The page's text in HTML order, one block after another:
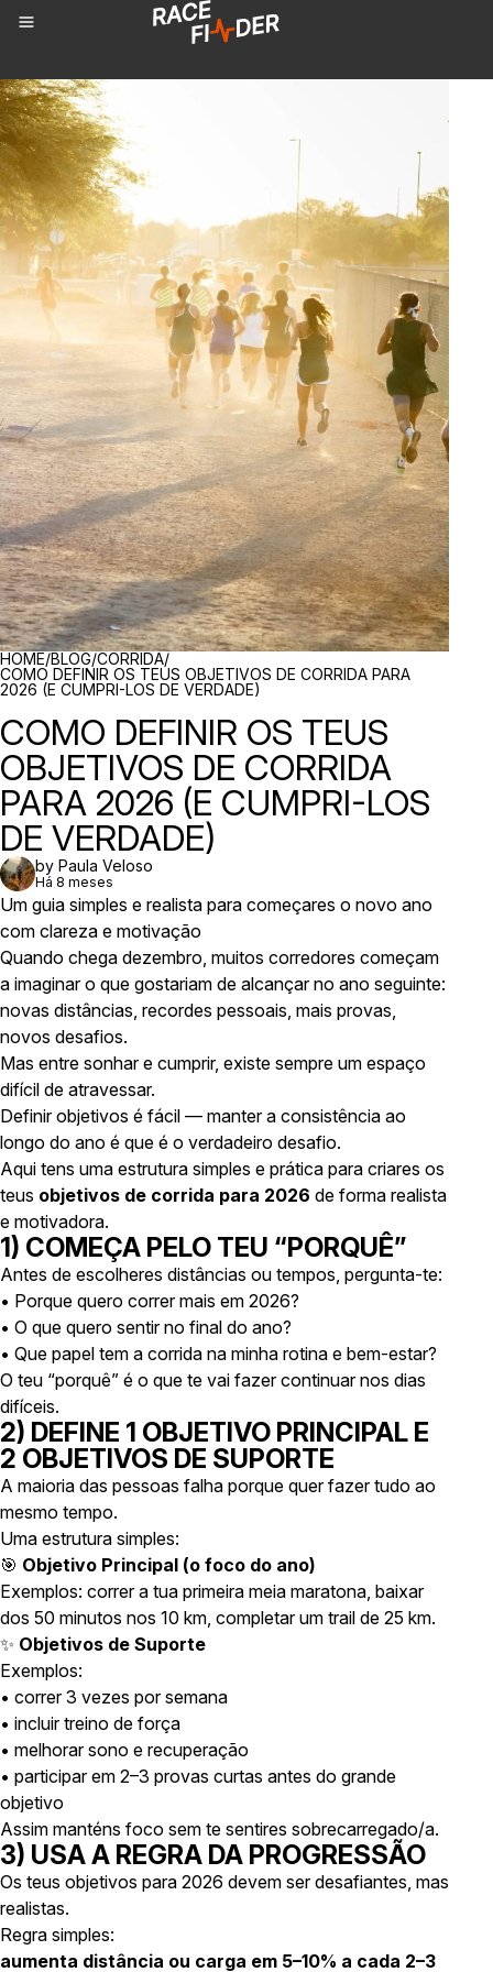
BREADCRUMBS
HOME/BLOG/CORRIDA/
COMO DEFINIR OS TEUS OBJETIVOS DE CORRIDA PARA
2026 (E CUMPRI-LOS DE VERDADE)
COMO DEFINIR OS TEUS
OBJETIVOS DE CORRIDA
PARA 2026 (E CUMPRI-LOS
DE VERDADE)
by Paula Veloso
Há 8 meses
Um guia simples e realista para começares o novo ano
com clareza e motivação
Quando chega dezembro, muitos corredores começam
a imaginar o que gostariam de alcançar no ano seguinte:
novas distâncias, recordes pessoais, mais provas,
novos desafios.
Mas entre sonhar e cumprir, existe sempre um espaço
difícil de atravessar.
Definir objetivos é fácil — manter a consistência ao
longo do ano é que é o verdadeiro desafio.
Aqui tens uma estrutura simples e prática para criares os
teus objetivos de corrida para 2026 de forma realista
e motivadora.
1) COMEÇA PELO TEU “PORQUÊ”
Antes de escolheres distâncias ou tempos, pergunta-te:
• Porque quero correr mais em 2026?
• O que quero sentir no final do ano?
• Que papel tem a corrida na minha rotina e bem-estar?
O teu “porquê” é o que te vai fazer continuar nos dias
difíceis.
2) DEFINE 1 OBJETIVO PRINCIPAL E
2 OBJETIVOS DE SUPORTE
A maioria das pessoas falha porque quer fazer tudo ao
mesmo tempo.
Uma estrutura simples:
🎯 Objetivo Principal (o foco do ano)
Exemplos: correr a tua primeira meia maratona, baixar
dos 50 minutos nos 10 km, completar um trail de 25 km.
✨ Objetivos de Suporte
Exemplos:
• correr 3 vezes por semana
• incluir treino de força
• melhorar sono e recuperação
• participar em 2–3 provas curtas antes do grande
objetivo
Assim manténs foco sem te sentires sobrecarregado/a.
3) USA A REGRA DA PROGRESSÃO
Os teus objetivos para 2026 devem ser desafiantes, mas
realistas.
Regra simples:
aumenta distância ou carga em 5–10% a cada 2–3